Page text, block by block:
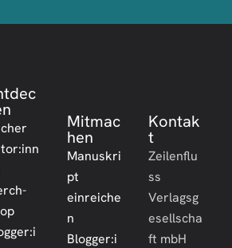
Mitmac
hen
Manuskri
pt
einreiche
n
Blogger:i
Kontak
t
Zeilenflu
ss
Verlagsg
esellscha
ft mbH